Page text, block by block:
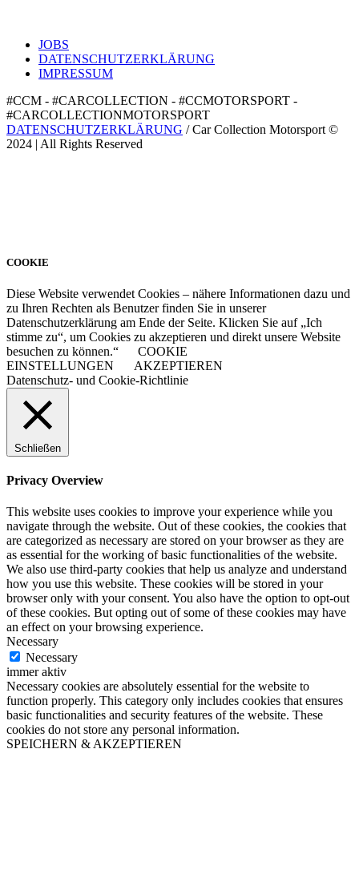
JOBS
DATENSCHUTZERKLÄRUNG
IMPRESSUM
#CCM - #CARCOLLECTION - #CCMOTORSPORT -
#CARCOLLECTIONMOTORSPORT
DATENSCHUTZERKLÄRUNG / Car Collection Motorsport ©
2024 | All Rights Reserved
COOKIE
Diese Website verwendet Cookies – nähere Informationen dazu und
zu Ihren Rechten als Benutzer finden Sie in unserer
Datenschutzerklärung am Ende der Seite. Klicken Sie auf „Ich
stimme zu“, um Cookies zu akzeptieren und direkt unsere Website
besuchen zu können.“
COOKIE
EINSTELLUNGEN
AKZEPTIEREN
Datenschutz- und Cookie-Richtlinie
Schließen
Privacy Overview
This website uses cookies to improve your experience while you
navigate through the website. Out of these cookies, the cookies that
are categorized as necessary are stored on your browser as they are
as essential for the working of basic functionalities of the website.
We also use third-party cookies that help us analyze and understand
how you use this website. These cookies will be stored in your
browser only with your consent. You also have the option to opt-out
of these cookies. But opting out of some of these cookies may have
an effect on your browsing experience.
Necessary
Necessary
immer aktiv
Necessary cookies are absolutely essential for the website to
function properly. This category only includes cookies that ensures
basic functionalities and security features of the website. These
cookies do not store any personal information.
SPEICHERN & AKZEPTIEREN